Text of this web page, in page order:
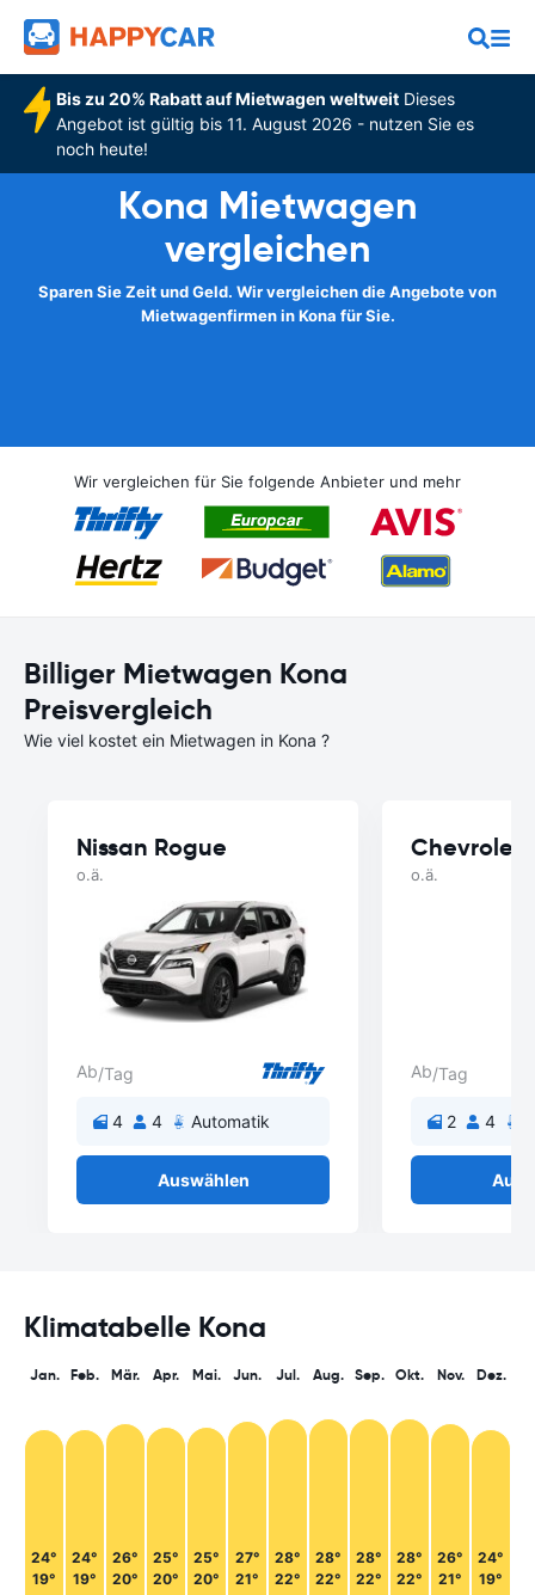
Bis zu 20% Rabatt auf Mietwagen weltweitDieses
Angebot ist gültig bis 11. August 2026 - nutzen Sie es
noch heute!
Kona Mietwagen
vergleichen
Sparen Sie Zeit und Geld. Wir vergleichen die Angebote von
Mietwagenfirmen in Kona für Sie.
Wir vergleichen für Sie folgende Anbieter und mehr
Billiger Mietwagen Kona
Preisvergleich
Wie viel kostet ein Mietwagen in Kona ?
Nissan Rogue
o.ä.
Ab/Tag
4 4 Automatik
Auswählen
Chevrolet
o.ä.
Ab/Tag
2 4
Klimatabelle Kona
Jan.
24°
19°
Feb.
24°
19°
Mär.
26°
20°
Apr.
25°
20°
Mai.
25°
20°
Jun.
27°
21°
Jul.
28°
22°
Aug.
28°
22°
Sep.
28°
22°
Okt.
28°
22°
Nov.
26°
21°
Dez.
24°
19°